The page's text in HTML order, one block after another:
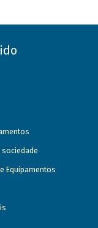
Equipamentos